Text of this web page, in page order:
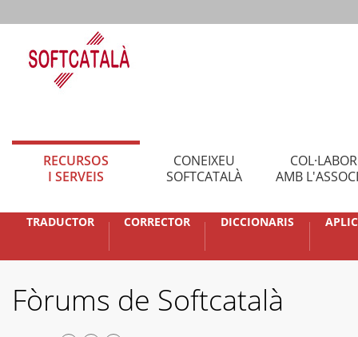
RECURSOS
I SERVEIS
CONEIXEU
SOFTCATALÀ
AMB
TRADUCTOR CORRECTOR DICCIONARIS
Fòrums de Softcatalà